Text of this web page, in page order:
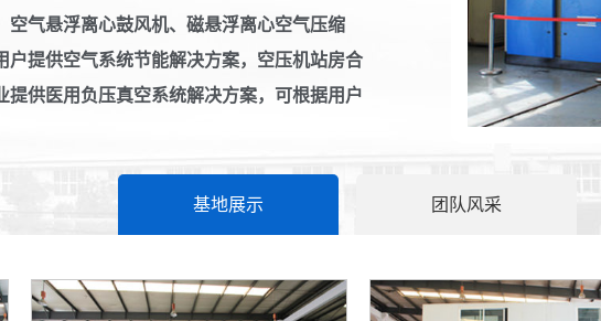
气悬浮离心鼓风机、磁悬浮离心空气压缩
提供空气系统节能解决方案，空压机站房合
提供医用负压真空系统解决方案，可根据用户
基地展示 团队风采
空气压缩机是